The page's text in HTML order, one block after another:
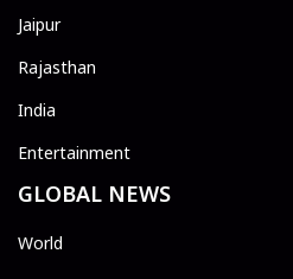
Jaipur
Rajasthan
India
Entertainment
GLOBAL NEWS
World